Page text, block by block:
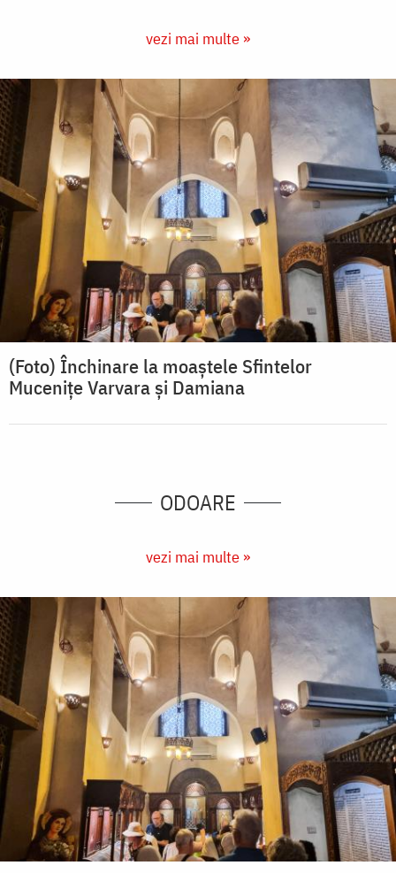
vezi mai multe »
(Foto) Închinare la moaștele Sfintelor
Mucenițe Varvara și Damiana
ODOARE
vezi mai multe »